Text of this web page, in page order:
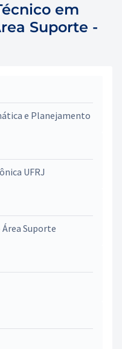
em
Suporte -
e Planejamento
UFRJ
Suporte